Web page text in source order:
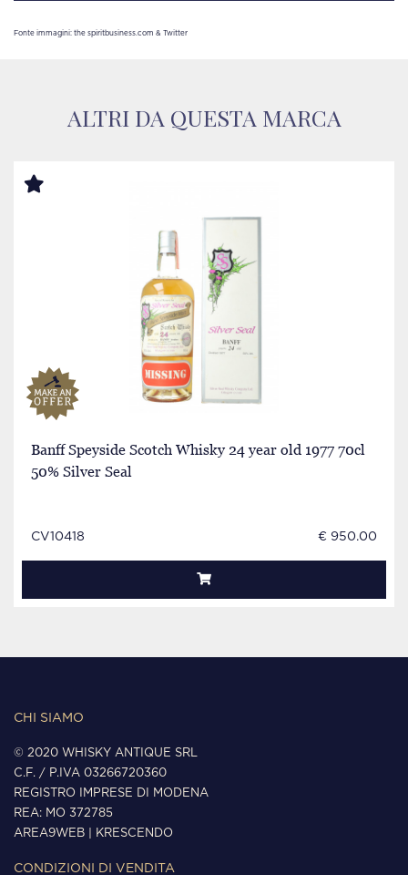
Fonte immagini: the spiritbusiness.com & Twitter
ALTRI DA QUESTA MARCA
Banff Speyside Scotch Whisky 24 year old 1977 70cl
50% Silver Seal
CV10418 € 950.00
CHI SIAMO
© 2020 WHISKY ANTIQUE SRL
C.F. / P.IVA 03266720360
REGISTRO IMPRESE DI MODENA
REA: MO 372785
AREA9WEB
KRESCENDO
CONDIZIONI DI VENDITA